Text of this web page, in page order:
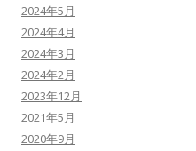
2024年5月
2024年4月
2024年3月
2024年2月
2023年12月
2021年5月
2020年9月